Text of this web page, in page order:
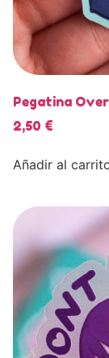
Pegatina
2,50 €
Añadir al